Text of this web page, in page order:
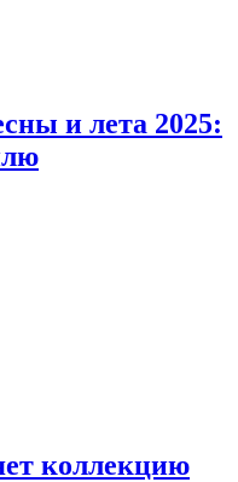
и лета 2025:
коллекцию